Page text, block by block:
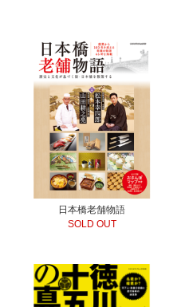
日本橋老舗物語
SOLD OUT